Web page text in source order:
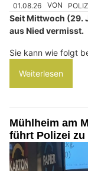
01.08.26 VON
Seit Mittwoch (29.
aus Nied vermisst.
Sie kann wie folgt
Weiterlesen
Mühlheim am
führt Polizei